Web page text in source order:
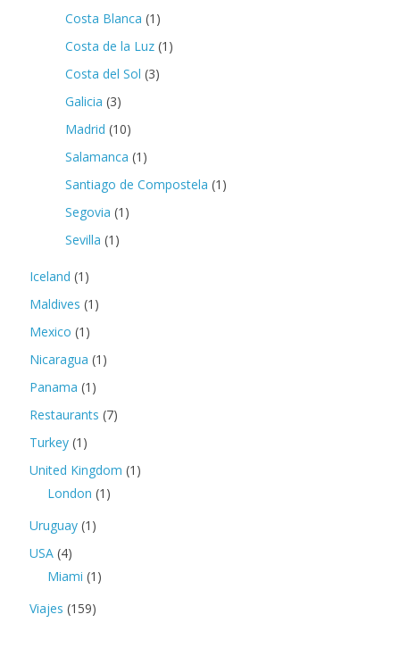
Costa Blanca (1)
Costa de la Luz (1)
Costa del Sol (3)
Galicia (3)
Madrid (10)
Salamanca (1)
Santiago de Compostela (1)
Segovia (1)
Sevilla (1)
Iceland (1)
Maldives (1)
Mexico (1)
Nicaragua (1)
Panama (1)
Restaurants (7)
Turkey (1)
United Kingdom (1)
London (1)
Uruguay (1)
USA (4)
Miami (1)
Viajes (159)